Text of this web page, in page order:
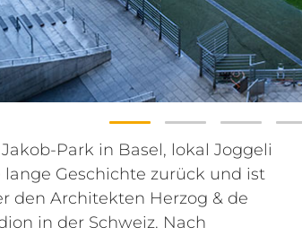
Park in Basel, lokal Joggeli
Geschichte zurück und ist
den Architekten Herzog & de
in der Schweiz. Nach
der FC Basel 1893, nun
mit RCF
die Under Balcony Beschallung
mit RCF